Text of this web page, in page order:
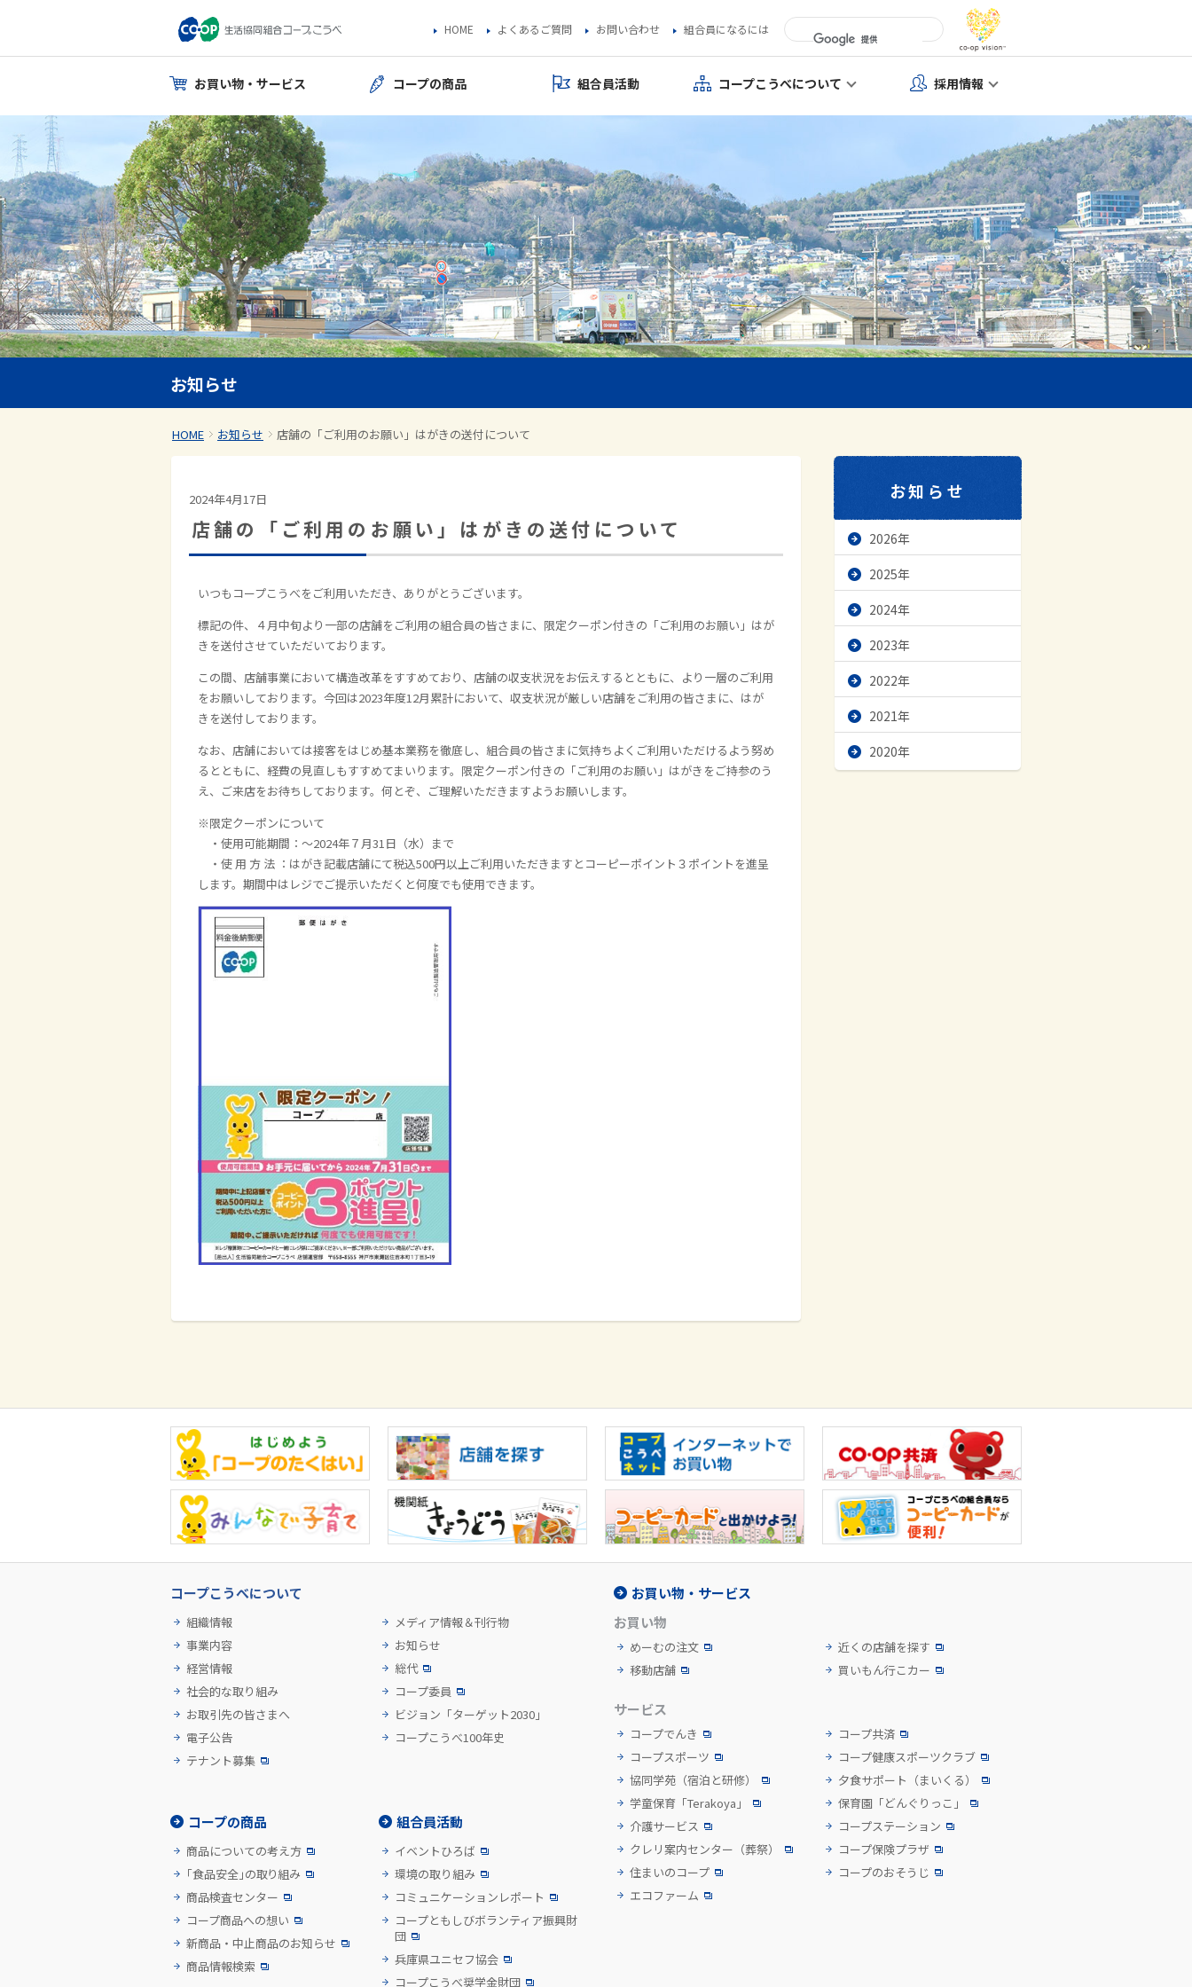
HOME よくあるご質問 お問い合わせ 組合員になるには
お買い物・サービス コープの商品 組合員活動 コープこうべについて 採用情報
お知らせ
HOME お知らせ 店舗の「ご利用のお願い」はがきの送付について
お知らせ
2026年
2025年
2024年
2023年
2022年
2021年
2020年
2024年4月17日
店舗の「ご利用のお願い」はがきの送付について
いつもコープこうべをご利用いただき、ありがとうございます。
標記の件、４月中旬より一部の店舗をご利用の組合員の皆さまに、限定クーポン付きの「ご利用のお願い」はが
きを送付させていただいております。
この間、店舗事業において構造改革をすすめており、店舗の収支状況をお伝えするとともに、より一層のご利用
をお願いしております。今回は2023年度12月累計において、収支状況が厳しい店舗をご利用の皆さまに、はが
きを送付しております。
なお、店舗においては接客をはじめ基本業務を徹底し、組合員の皆さまに気持ちよくご利用いただけるよう努め
るとともに、経費の見直しもすすめてまいります。限定クーポン付きの「ご利用のお願い」はがきをご持参のう
え、ご来店をお待ちしております。何とぞ、ご理解いただきますようお願いします。
※限定クーポンについて
・使用可能期間：～2024年７月31日（水）まで
・使 用 方 法 ：はがき記載店舗にて税込500円以上ご利用いただきますとコーピーポイント３ポイントを進呈
します。期間中はレジでご提示いただくと何度でも使用できます。
コープこうべについて
組織情報
事業内容
経営情報
社会的な取り組み
お取引先の皆さまへ
電子公告
テナント募集
メディア情報＆刊行物
お知らせ
総代
コープ委員
ビジョン「ターゲット2030」
コープこうべ100年史
コープの商品
商品についての考え方
「食品安全」の取り組み
商品検査センター
コープ商品への想い
新商品・中止商品のお知らせ
商品情報検索
組合員活動
イベントひろば
環境の取り組み
コミュニケーションレポート
コープともしびボランティア振興財
団
兵庫県ユニセフ協会
コープこうべ奨学金財団
お買い物・サービス
お買い物
めーむの注文
移動店舗
近くの店舗を探す
買いもん行こカー
サービス
コープでんき
コープ共済
コープスポーツ
コープ健康スポーツクラブ
協同学苑 （宿泊と研修） 夕食サポート （まいくる）
学童保育「Terakoya」
保育園「どんぐりっこ」
介護サービス
コープステーション
クレリ案内センター （葬祭）
コープ保険プラザ
住まいのコープ
コープのおそうじ
エコファーム